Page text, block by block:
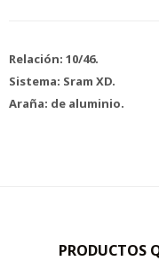
Relación: 10/46.
Sistema: Sram XD.
Araña: de aluminio.
PRODUCTOS